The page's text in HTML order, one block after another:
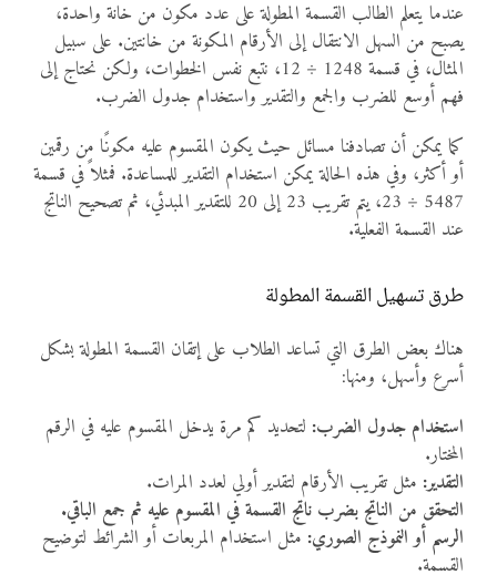
عندما يتعلم الطالب القسمة المطولة على عدد مكون من خانة واحدة،
يصبح من السهل الانتقال إلى الأرقام المكونة من خانتين. على سبيل
المثال، في قسمة 1248 ÷ 12، نتبع نفس الخطوات، ولكن نحتاج إلى
فهم أوسع للضرب والجمع والتقدير واستخدام جدول الضرب.
كما يمكن أن تصادفنا مسائل حيث يكون المقسوم عليه مكونًا من رقمين
أو أكثر، وفي هذه الحالة يمكن استخدام التقدير للمساعدة. فمثلاً في قسمة
5487 ÷ 23، يتم تقريب 23 إلى 20 للتقدير المبدئي، ثم تصحيح الناتج
عند القسمة الفعلية.
طرق تسهيل القسمة المطولة
هناك بعض الطرق التي تساعد الطلاب على إتقان القسمة المطولة بشكل
أسرع وأسهل، ومنها:
استخدام جدول الضرب: لتحديد كم مرة يدخل المقسوم عليه في الرقم
المختار.
التقدير: مثل تقريب الأرقام لتقدير أولي لعدد المرات.
التحقق من الناتج بضرب ناتج القسمة في المقسوم عليه ثم جمع الباقي.
الرسم أو النموذج الصوري: مثل استخدام المربعات أو الشرائط لتوضيح
القسمة.